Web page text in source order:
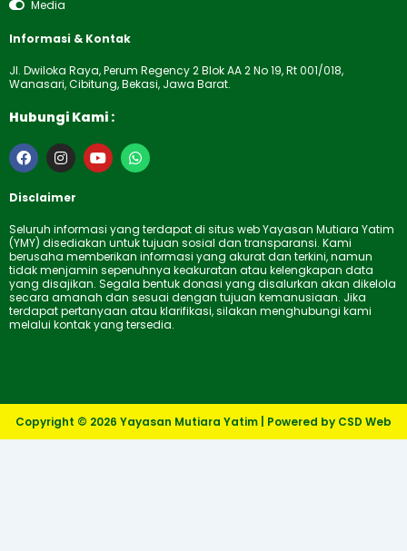
Media
Informasi & Kontak
Jl. Dwiloka Raya, Perum Regency 2 Blok AA 2 No 19, Rt 001/018,
Wanasari, Cibitung, Bekasi, Jawa Barat.
Hubungi Kami :
F
a
e
o
o
k
I
n
t
g
r
a
m
Y
o
b
e
W
h
a
p
p
Disclaimer
Seluruh informasi yang terdapat di situs web Yayasan Mutiara Yatim
(YMY) disediakan untuk tujuan sosial dan transparansi. Kami
berusaha memberikan informasi yang akurat dan terkini, namun
tidak menjamin sepenuhnya keakuratan atau kelengkapan data
yang disajikan. Segala bentuk donasi yang disalurkan akan dikelola
secara amanah dan sesuai dengan tujuan kemanusiaan. Jika
terdapat pertanyaan atau klarifikasi, silakan menghubungi kami
melalui kontak yang tersedia.
Copyright © 2026 Yayasan Mutiara Yatim | Powered by CSD Web